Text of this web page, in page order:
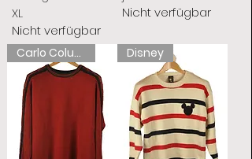
XL
Nicht verfügbar
Nicht verfügbar
Carlo Colucci Disney